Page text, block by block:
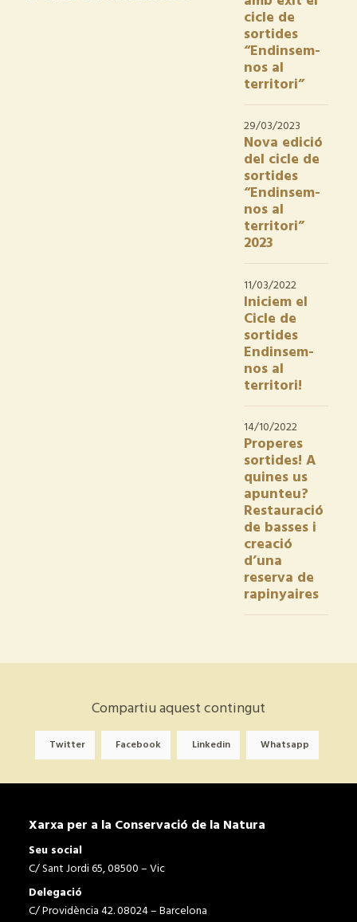
cicle de
sortides
“Endinsem-
nos al
territori”
29/03/2023
Nova edició
del cicle de
sortides
“Endinsem-
nos al
territori”
2023
11/03/2022
Iniciem el
Cicle de
sortides
Endinsem-
nos al
territori!
14/10/2022
Properes
sortides! A
quines us
apunteu?
Restauració
de basses i
creació
d’una
reserva de
rapinyaires
Compartiu aquest contingut
Twitter Facebook Linkedin Whatsapp
Xarxa per a la Conservació de la Natura
Seu social
C/ Sant Jordi 65, 08500 – Vic
Delegació
C/ Providència 42. 08024 – Barcelona